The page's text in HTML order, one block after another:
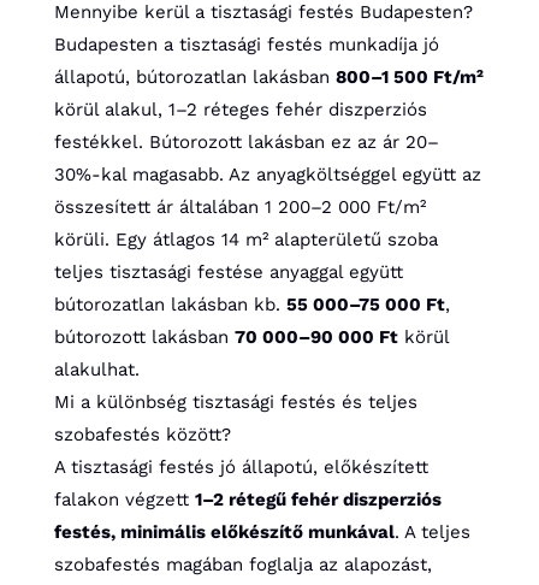
Mennyibe kerül a tisztasági festés Budapesten?
Budapesten a tisztasági festés munkadíja jó
állapotú, bútorozatlan lakásban 800–1 500 Ft/m²
körül alakul, 1–2 réteges fehér diszperziós
festékkel. Bútorozott lakásban ez az ár 20–
30%-kal magasabb. Az anyagköltséggel együtt az
összesített ár általában 1 200–2 000 Ft/m²
körüli. Egy átlagos 14 m² alapterületű szoba
teljes tisztasági festése anyaggal együtt
bútorozatlan lakásban kb. 55 000–75 000 Ft,
bútorozott lakásban 70 000–90 000 Ftkörül
alakulhat.
Mi a különbség tisztasági festés és teljes
szobafestés között?
A tisztasági festés jó állapotú, előkészített
falakon végzett 1–2 rétegű fehér diszperziós
festés, minimális előkészítő munkával. A teljes
szobafestés magában foglalja az alapozást,